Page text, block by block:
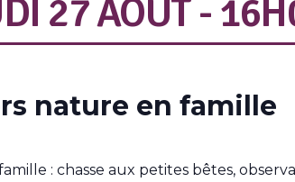
27 AOÛT -
nature en famille
: chasse aux petites bêtes,